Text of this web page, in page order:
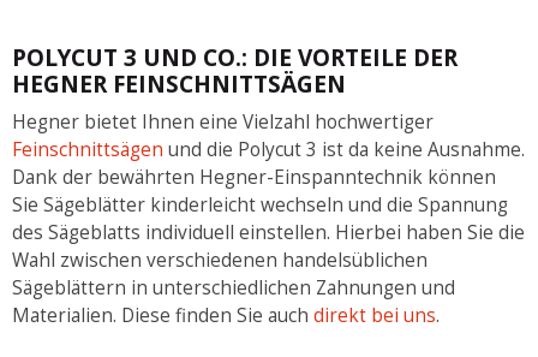
POLYCUT 3 UND CO.: DIE VORTEILE DER
HEGNER FEINSCHNITTSÄGEN
Hegner bietet Ihnen eine Vielzahl hochwertiger
Feinschnittsägen und die Polycut 3 ist da keine Ausnahme.
Dank der bewährten Hegner-Einspanntechnik können
Sie Sägeblätter kinderleicht wechseln und die Spannung
des Sägeblatts individuell einstellen. Hierbei haben Sie die
Wahl zwischen verschiedenen handelsüblichen
Sägeblättern in unterschiedlichen Zahnungen und
Materialien. Diese finden Sie auch direkt bei uns.